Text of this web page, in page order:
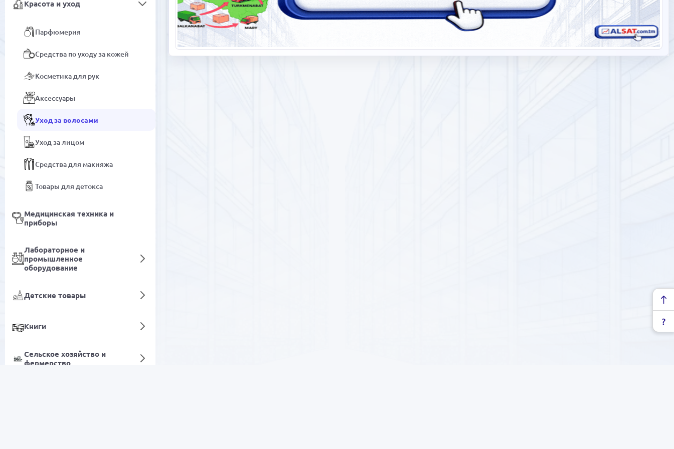
Красота и уход
Парфюмерия
Средства по уходу за кожей
Косметика для рук
Аксессуары
Уход за волосами
Уход за лицом
Средства для макияжа
Товары для детокса
Медицинская техника и
приборы
Лабораторное и
промышленное
оборудование
Детские товары
Книги
Сельское хозяйство и
фермерство